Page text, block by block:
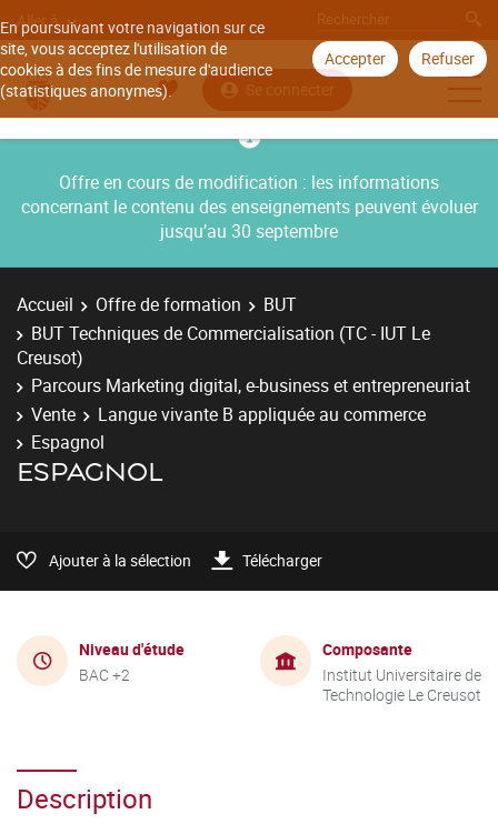
En poursuivant votre navigation sur ce
site, vous acceptez l'utilisation de
cookies à des fins de mesure d'audience
(statistiques anonymes).
Accepter Refuser
Aller à
Se connecter
Offre en cours de modification : les informations
concernant le contenu des enseignements peuvent évoluer
jusqu’au 30 septembre
Accueil Offre de formation
BUT
BUT Techniques de Commercialisation (TC - IUT Le
Creusot)
Parcours Marketing digital, e-business et entrepreneuriat
Vente
Langue vivante B appliquée au commerce
Espagnol
ESPAGNOL
Ajouter à la sélection Télécharger
Niveau d'étude
BAC +2
Composante
Institut Universitaire de
Technologie Le Creusot
Description